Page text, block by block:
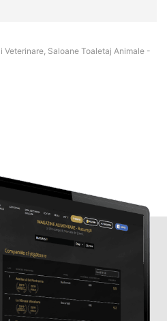
Veterinare, Saloane Toaletaj Animale -